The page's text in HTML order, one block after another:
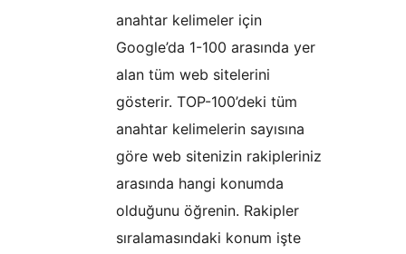
anahtar kelimeler için
Google’da 1-100 arasında yer
alan tüm web sitelerini
gösterir. TOP-100’deki tüm
anahtar kelimelerin sayısına
göre web sitenizin rakipleriniz
arasında hangi konumda
olduğunu öğrenin. Rakipler
sıralamasındaki konum işte